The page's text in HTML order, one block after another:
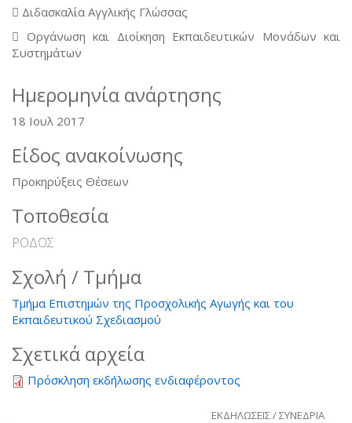
 Διδασκαλία Αγγλικής Γλώσσας
 Οργάνωση και Διοίκηση Εκπαιδευτικών Μονάδων και
Συστημάτων
Ημερομηνία ανάρτησης
18 Ιουλ 2017
Είδος ανακοίνωσης
Προκηρύξεις Θέσεων
Τοποθεσία
ΡΟΔΟΣ
Σχολή / Τμήμα
Τμήμα Επιστημών της Προσχολικής Αγωγής και του
Εκπαιδευτικού Σχεδιασμού
Σχετικά αρχεία
Πρόσκληση εκδήλωσης ενδιαφέροντος
ΕΚΔΗΛΩΣΕΙΣ / ΣΥΝΕΔΡΙΑ